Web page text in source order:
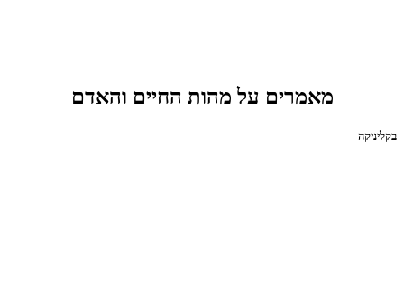
מאמרים על מהות החיים והאדם
בקליניקה